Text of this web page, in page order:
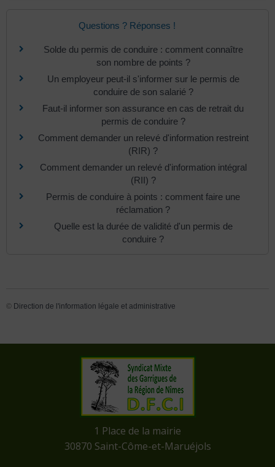
Questions ? Réponses !
Solde du permis de conduire : comment connaître
son nombre de points ?
Un employeur peut-il s'informer sur le permis de
conduire de son salarié ?
Faut-il informer son assurance en cas de retrait du
permis de conduire ?
Comment demander un relevé d'information restreint
(RIR) ?
Comment demander un relevé d'information intégral
(RII) ?
Permis de conduire à points : comment faire une
réclamation ?
Quelle est la durée de validité d'un permis de
conduire ?
© Direction de l'information légale et administrative
​1 Place de la mairie
​30870 Saint-Côme-et-Maruéjols